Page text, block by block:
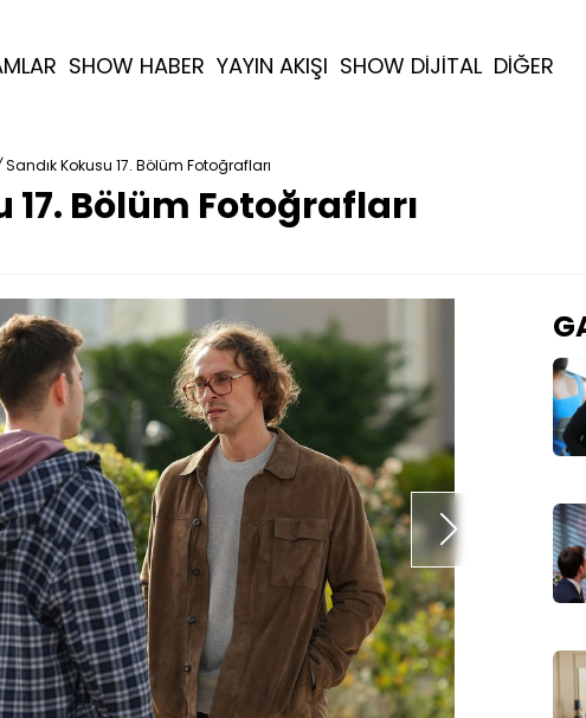
SHOW HABER YAYIN AKIŞI SHOW DİJİTAL DİĞER
Sandık Kokusu 17. Bölüm Fotoğrafları
17. Bölüm Fotoğrafları